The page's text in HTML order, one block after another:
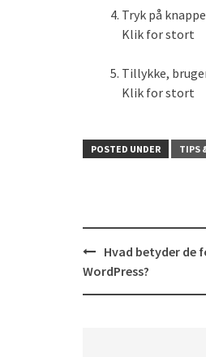
Tryk på
Klik for stort
Tillykke,
Klik for stort
POSTED UNDER TIPS
Post
navigation
Hvad betyder de
WordPress?